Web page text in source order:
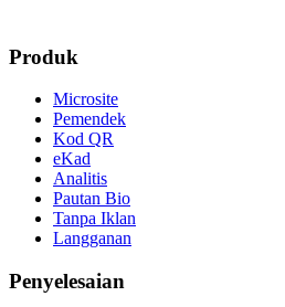
Produk
Microsite
Pemendek
Kod QR
eKad
Analitis
Pautan Bio
Tanpa Iklan
Langganan
Penyelesaian